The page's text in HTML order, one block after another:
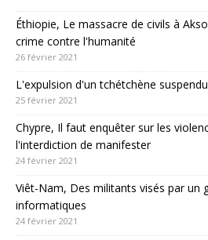
Éthiopie, Le massacre de civils à
crime contre l'humanité
26 février 2021
L'expulsion d'un tchétchène
25 février 2021
Chypre, Il faut enquêter sur les
l'interdiction de manifester
24 février 2021
Viêt-Nam, Des militants visés par un
informatiques
24 février 2021